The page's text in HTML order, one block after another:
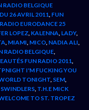
RADIO BELGIQUE
26 AVRIL 2011 FUN
EURODANCE 25
LOPEZ KALENNA LADY,
MIAMI MICO NADIA ALI
RADIO BELGIQUE
FUN RADIO 2011
I'M FUCKING YOU
TONIGHT SEM
SWINDLERS T.H.E MICK
TO ST. TROPEZ